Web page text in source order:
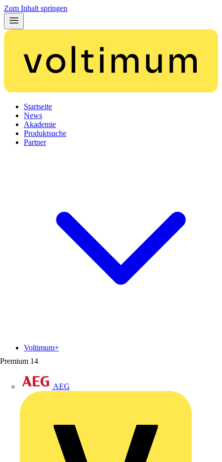
Zum Inhalt springen
Startseite
News
Akademie
Produktsuche
Partner
Premium 14
AEG
Voltimum+